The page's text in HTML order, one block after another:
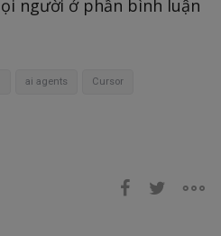
người ở phần bình luận
ai agents Cursor